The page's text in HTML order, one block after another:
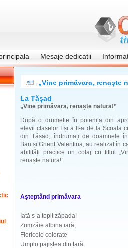
Mesaje dedicatii
„Vine primăvara, renaște
La Tășad
„Vine primăvara, renaște natura!”
După o drumeție în poienița din
elevii claselor I și a II-a de la Școala
din Tășad, îndrumați de doamnele
Ban și Ghenț Valentina, au realizat în
abilități practice un colaj cu titlul
renaște natura!”
Așteptând primăvara
Iată s-a topit zăpada!
Zumzăie albina iară,
Floricele colorate
Umplu pajiștea din țară.